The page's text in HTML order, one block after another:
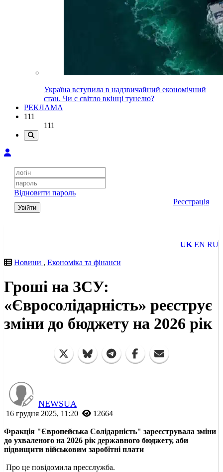
Україна вступила в надзвичайний економічний
стан. Чи є світло вкінці тунелю?
РЕКЛАМА
111
111
Відновити пароль
Увійти
Реєстрація
UK EN RU
Новини , Економіка та фінанси
Гроші на ЗСУ:
«Євросолідарність» реєструє
зміни до бюджету на 2026 рік
NEWSUA
16 грудня 2025, 11:20 12664
Фракція "Європейська Солідарність" зареєструвала зміни
до ухваленого на 2026 рік державного бюджету, аби
підвищити військовим заробітні плати
Про це повідомила пресслужба.